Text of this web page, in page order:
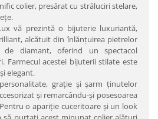
colier, presărat cu străluciri stelare,
vă prezintă o bijuterie luxuriantă,
alcătuit din înlănţuirea pietrelor
diamant, oferind un spectacol
Farmecul acestei bijuterii stilate este
elegant.
graţie şi şarm ţinutelor
şi remarcându-şi posesoarea
o apariţie cuceritoare şi un look